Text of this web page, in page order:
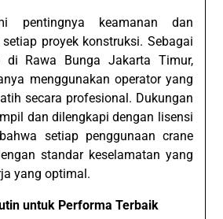
pentingnya keamanan dan
proyek konstruksi. Sebagai
di Rawa Bunga Jakarta Timur,
menggunakan operator yang
secara profesional. Dukungan
dan dilengkapi dengan lisensi
setiap penggunaan crane
standar keselamatan yang
yang optimal.
untuk Performa Terbaik